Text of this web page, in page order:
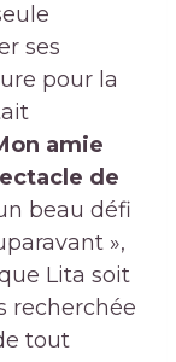
ses
pour la
amie
de
beau défi
»,
Lita soit
recherchée
tout